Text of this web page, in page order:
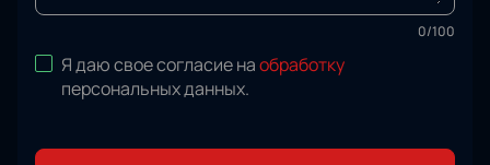
0/100
Я даю свое согласие наобработку
персональных данных.